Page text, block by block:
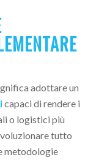
adottare un
capaci di rendere i
o logistici più
tutto
metodologie